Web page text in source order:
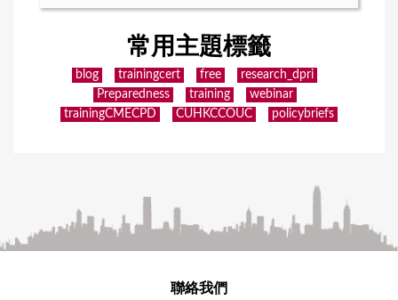
常用主題標籤
blog trainingcert free
research_dpri
Preparedness
training
webinar
trainingCMECPD
CUHKCCOUC policybriefs
聯絡我們